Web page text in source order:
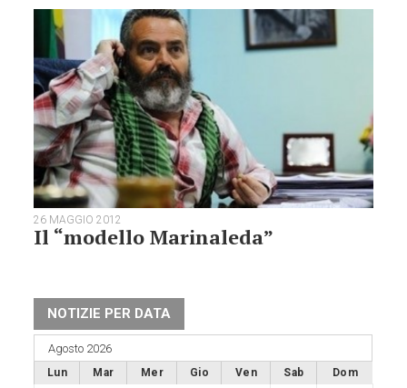
26 MAGGIO 2012
Il “modello Marinaleda”
NOTIZIE PER DATA
Agosto 2026
Lun Mar Mer Gio Ven Sab Dom